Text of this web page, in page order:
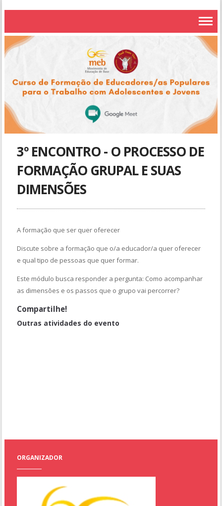
3º ENCONTRO - O PROCESSO DE
FORMAÇÃO GRUPAL E SUAS
DIMENSÕES
A formação que ser quer oferecer
Discute sobre a formação que o/a educador/a quer oferecer
e qual tipo de pessoas que quer formar.
Este módulo busca responder a pergunta: Como acompanhar
as dimensões e os passos que o grupo vai percorrer?
Compartilhe!
Outras atividades do evento
ORGANIZADOR